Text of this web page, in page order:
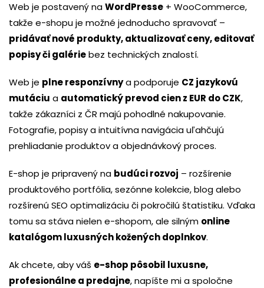
Web je postavený naWordPresse + WooCommerce,
takže e-shopu je možné jednoducho spravovať –
pridávať nové produkty, aktualizovať ceny, editovať
popisy či galériebez technických znalostí.
Web je plne responzívnya podporuje CZ jazykovú
mutáciu a automatický prevod cien z EUR do CZK,
takže zákazníci z ČR majú pohodlné nakupovanie.
Fotografie, popisy a intuitívna navigácia uľahčujú
prehliadanie produktov a objednávkový proces.
E-shop je pripravený na budúci rozvoj – rozšírenie
produktového portfólia, sezónne kolekcie, blog alebo
rozšírenú SEO optimalizáciu či pokročilú štatistiku. Vďaka
tomu sa stáva nielen e-shopom, ale silným online
katalógom luxusných kožených doplnkov.
Ak chcete, aby váš e-shop pôsobil luxusne,
profesionálne a predajne, napíšte mi a spoločne